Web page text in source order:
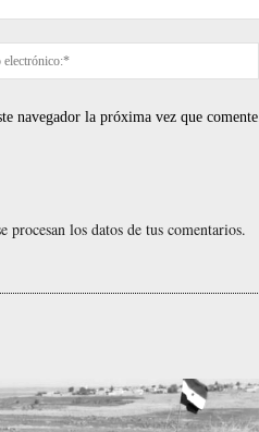
navegador la próxima vez que comente.
procesan los datos de tus comentarios.